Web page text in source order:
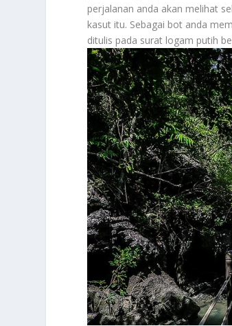
perjalanan anda akan melihat
kasut itu. Sebagai bot anda
ditulis pada surat logam putih